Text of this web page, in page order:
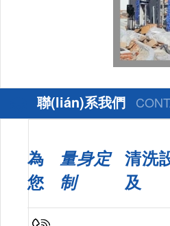
聯(lián)系我們
為
您
量身定
制
清洗
及